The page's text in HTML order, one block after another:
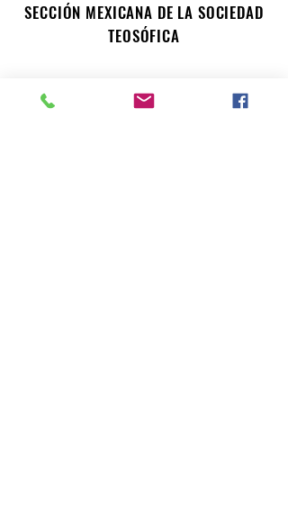
SECCIÓN MEXICANA DE LA SOCIEDAD
TEOSÓFICA
Para consultas o inquietudes, le invitamos a escribir a
nuestro correo electrónico. Su opinión es importante